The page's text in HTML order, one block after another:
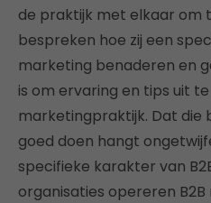
de praktijk met elkaar om
bespreken hoe zij een
marketing benaderen en
is om ervaring en tips uit
marketingpraktijk. Dat die
goed doen hangt
specifieke karakter van
organisaties opereren